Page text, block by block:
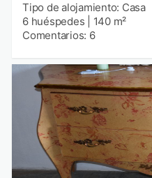
Tipo de alojamiento: Casa
6 huéspedes
140 m²
Comentarios: 6